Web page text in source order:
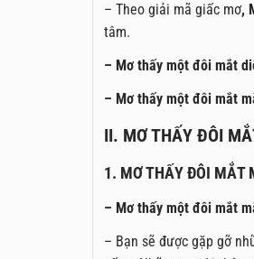
– Theo giải mã giấc mơ,
tâm.
– Mơ thấy một đôi mắt
– Mơ thấy một đôi mắt
II. MƠ THẤY ĐÔI
1. MƠ THẤY ĐÔI MẮT
– Mơ thấy một đôi mắt
– Bạn sẽ được gặp gỡ